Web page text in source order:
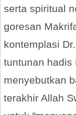
serta spiritual
goresan
kontemplasi
tuntunan hadis
menyebutkan
terakhir Allah